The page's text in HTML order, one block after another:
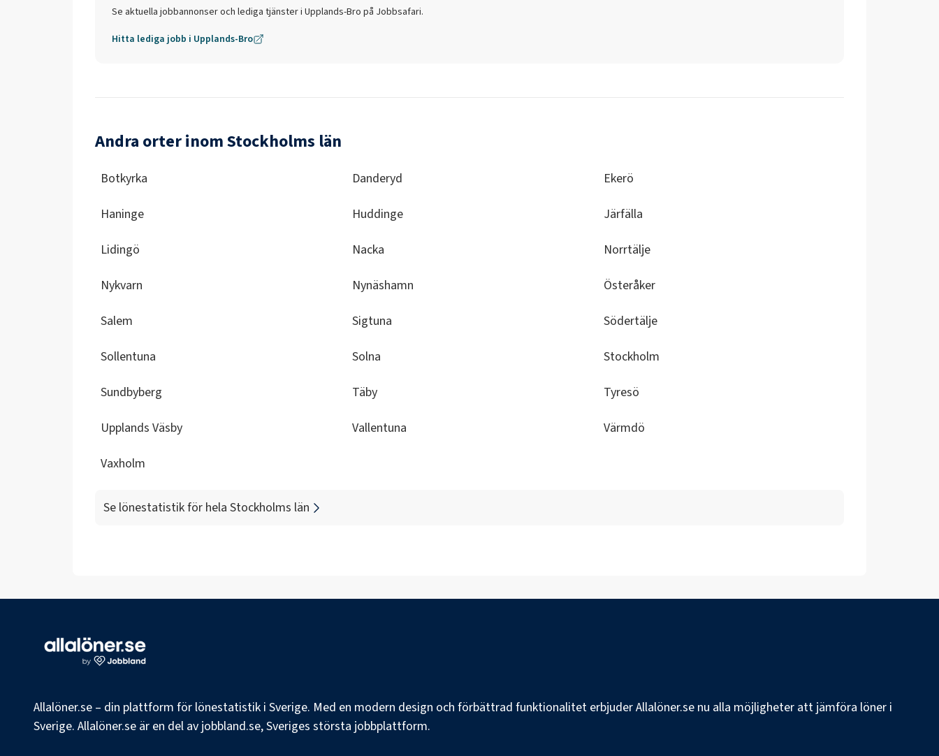
Se aktuella jobbannonser och lediga tjänster i Upplands-Bro på Jobbsafari.
Hitta lediga jobb i Upplands-Bro
Andra orter inom Stockholms län
Botkyrka Danderyd Ekerö
Haninge Huddinge Järfälla
Lidingö Nacka Norrtälje
Nykvarn Nynäshamn Österåker
Salem Sigtuna Södertälje
Sollentuna Solna Stockholm
Sundbyberg Täby Tyresö
Upplands Väsby Vallentuna Värmdö
Vaxholm
Se lönestatistik för hela Stockholms län
Allalöner.se – din plattform för lönestatistik i Sverige. Med en modern design och förbättrad funktionalitet erbjuder Allalöner.se nu alla möjligheter att jämföra löner i
Sverige. Allalöner.se är en del av jobbland.se, Sveriges största jobbplattform.